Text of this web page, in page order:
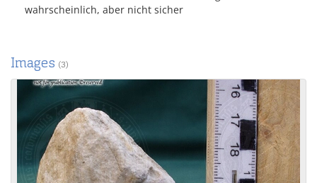
wahrscheinlich, aber nicht sicher
Images (3)